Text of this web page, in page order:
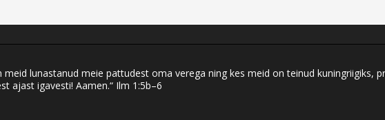
lunastanud meie pattudest oma verega ning kes meid on teinud kuningriigiks,
ajast igavesti! Aamen.“ Ilm 1:5b–6